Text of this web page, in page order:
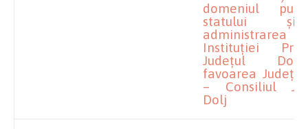
domeniul
statului
administrarea
Instituției
Județul
favoarea
– Consiliul
Dolj